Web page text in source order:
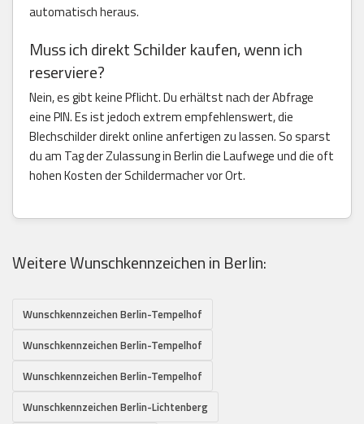
automatisch heraus.
Muss ich direkt Schilder kaufen, wenn ich
reserviere?
Nein, es gibt keine Pflicht. Du erhältst nach der Abfrage
eine PIN. Es ist jedoch extrem empfehlenswert, die
Blechschilder direkt online anfertigen zu lassen. So sparst
du am Tag der Zulassung in Berlin die Laufwege und die oft
hohen Kosten der Schildermacher vor Ort.
Weitere Wunschkennzeichen in Berlin:
Wunschkennzeichen Berlin-Tempelhof
Wunschkennzeichen Berlin-Tempelhof
Wunschkennzeichen Berlin-Tempelhof
Wunschkennzeichen Berlin-Lichtenberg